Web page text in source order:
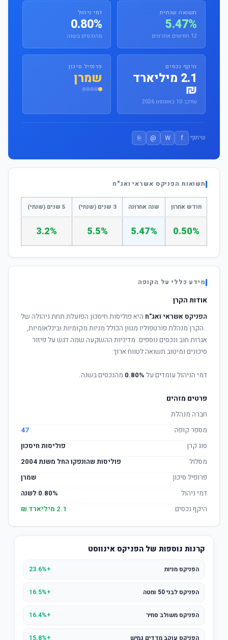
תשואה שנתית
5.47%
12 חודשים אחרונים
דמי ניהול
0.80%
מהנכסים בשנה
היקף נכסים
2.1 מיליארד
₪
עודכן: 10 באוגוסט 2026
פרופיל סיכון
שמרן
שיתוף: f
W
@
⎘
תשואות הפניקס אשראי ואג"ח
חודש אחרון שנה אחרונה 3 שנים (שנתי) 5 שנים (שנתי)
0.50%
5.47%
5.5%
3.2%
מידע כללי על הקופה
אודות הקרן
הפניקס אשראי ואג"ח היא פוליסות חיסכון הפועלת תחת ניהולה של
. הקרן מנהלת פורטפוליו מגוון הכולל מניות מקומיות ובינלאומיות,
אגרות חוב ונכסים נוספים. מדיניות ההשקעה שמה דגש על פיזור
סיכונים ומיטוב תשואה לטווח ארוך.
דמי הניהול עומדים על 0.80% מהנכסים בשנה.
פרטים מזהים
חברה מנהלת
מספר קופה
47
סוג קרן
פוליסות חיסכון
מסלול
פוליסות שהונפקו החל משנת 2004
פרופיל סיכון
שמרן
דמי ניהול
0.80% לשנה
היקף נכסים
2.1 מיליארד ₪
קרנות נוספות של הפניקס אינווסט
הפניקס מניות +23.6%
הפניקס לבני 50 ומטה +16.5%
הפניקס משולב סחיר +16.4%
הפניקס עוקב מדדים גמיש +15.8%